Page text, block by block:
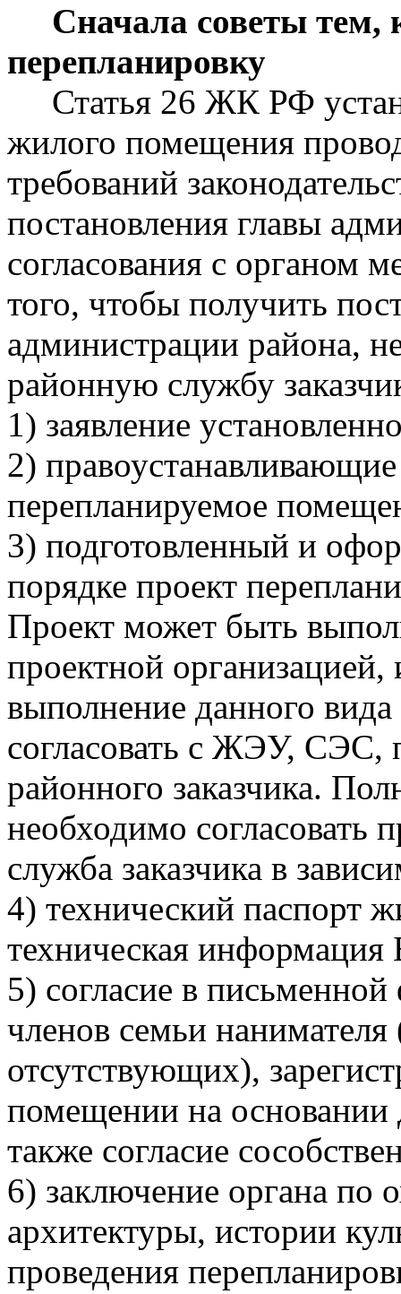
Сначала советы тем,
перепланировку
Статья 26 ЖК РФ
жилого помещения
требований
постановления главы
согласования с органом
того, чтобы получить
администрации района,
районную службу
1) заявление
2)
перепланируемое
3) подготовленный и
порядке проект
Проект может быть
проектной
выполнение данного
согласовать с ЖЭУ, СЭС,
районного заказчика.
необходимо согласовать
служба заказчика в
4) технический паспорт
техническая
5) согласие в
членов семьи
отсутствующих),
помещении на основании
также согласие
6) заключение органа по
архитектуры, истории
проведения